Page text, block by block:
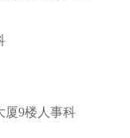
9楼人事科